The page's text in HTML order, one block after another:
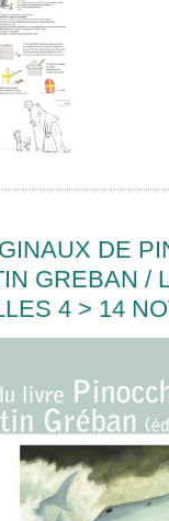
DE
GREBAN /
4 > 14